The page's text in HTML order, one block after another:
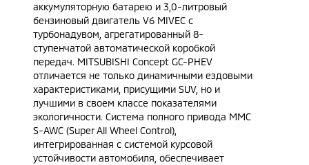
аккумуляторную батарею и 3,0-литровый
бензиновый двигатель V6 MIVEC с
турбонадувом, агрегатированный 8-
ступенчатой автоматической коробкой
передач. MITSUBISHI Concept GC-PHEV
отличается не только динамичными ездовыми
характеристиками, присущими SUV, но и
лучшими в своем классе показателями
экологичности. Система полного привода MMC
S-AWC (Super All Wheel Control),
интегрированная с системой курсовой
устойчивости автомобиля, обеспечивает